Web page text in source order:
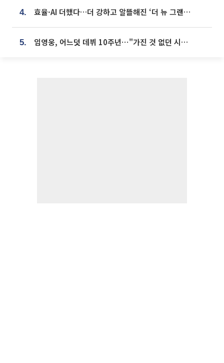
4. 효율·AI 더했다…더 강하고 알뜰해진 ‘더 뉴 그랜저 하이브리드’ [ET의 모빌리티]
5. 임영웅, 어느덧 데뷔 10주년⋯"가진 것 없던 시절, 내 앞엔 20명의 팬뿐"